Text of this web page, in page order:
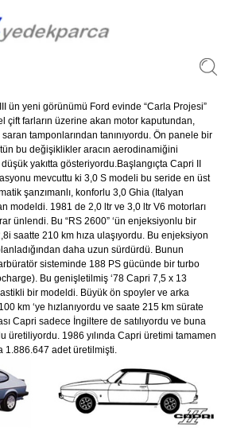
ün yeni görünümü Ford evinde “Carla Projesi”
çift farların üzerine akan motor kaputundan,
tamponlarından tanınıyordu. Ön panele bir
bu değişiklikler aracın aerodinamiğini
yakıtta gösteriyordu.Başlangıçta Capri II
mevcuttu ki 3,0 S modeli bu seride en üst
şanzımanlı, konforlu 3,0 Ghia (Italyan
modeldi. 1981 de 2,0 ltr ve 3,0 ltr V6 motorları
ünlendi. Bu “RS 2600” ‘ün enjeksiyonlu bir
saatte 210 km hıza ulaşıyordu. Bu enjeksiyon
daha uzun sürdürdü. Bunun
sisteminde 188 PS gücünde bir turbo
Bu genişletilmiş ‘78 Capri 7,5 x 13
bir modeldi. Büyük ön spoyler ve arka
km ‘ye hızlanıyordu ve saate 215 km sürate
Capri sadece İngiltere de satılıyordu ve buna
üretiliyordu. 1986 yılında Capri üretimi tamamen
1.886.647 adet üretilmişti.